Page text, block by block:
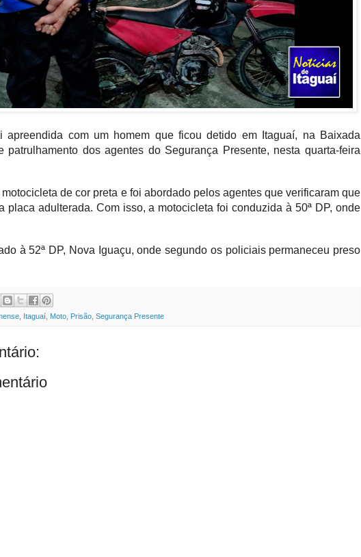
apreendida com um homem que ficou detido em Itaguaí, na Baixada
patrulhamento dos agentes do Segurança Presente, nesta quarta-feira
de cor preta e foi abordado pelos agentes que verificaram que
placa adulterada. Com isso, a motocicleta foi conduzida à 50ª DP, onde
à 52ª DP, Nova Iguaçu, onde segundo os policiais permaneceu preso
Itaguaí Moto Prisão Segurança Presente